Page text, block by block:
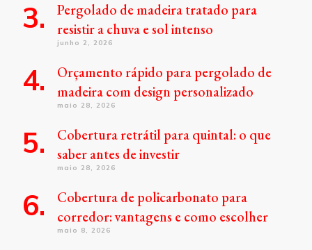
Pergolado de madeira tratado para
resistir a chuva e sol intenso
junho 2, 2026
Orçamento rápido para pergolado de
madeira com design personalizado
maio 28, 2026
Cobertura retrátil para quintal: o que
saber antes de investir
maio 28, 2026
Cobertura de policarbonato para
corredor: vantagens e como escolher
maio 8, 2026